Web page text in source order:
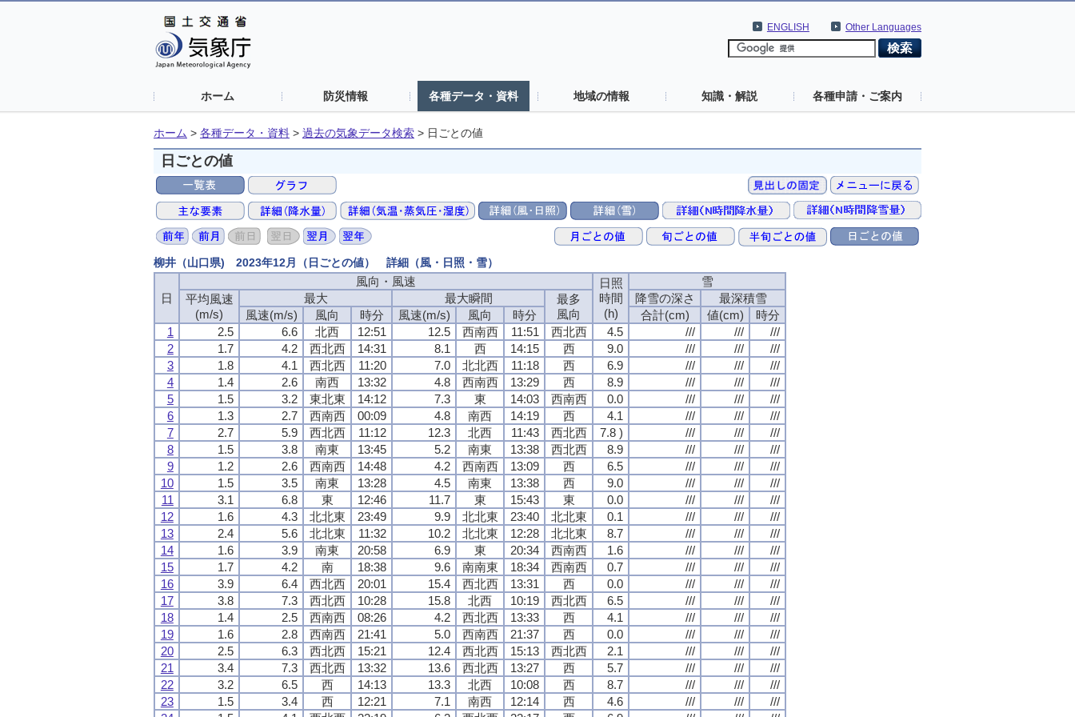
Other Languages
ENGLISH
ホーム 防災情報 各種データ・資料 地域の情報 知識・解説 各種申請・ご案内
ホーム > 各種データ・資料 > 過去の気象データ検索 > 日ごとの値
日ごとの値
柳井（山口県) 2023年12月（日ごとの値） 詳細（風・日照・雪）
日
風向・風速
日照
時間
(h)
雪
平均風速
(m/s)
最大 最大瞬間
最多
風向
降雪の深さ
最深積雪
風速(m/s)
風向 時分 風速(m/s) 風向 時分 合計(cm) 値(cm)
時分
1
2.5 6.6 北西 12:51 12.5 西南西 11:51 西北西 4.5 /// ///
///
2
1.7 4.2 西北西 14:31 8.1 西 14:15 西 9.0 /// ///
///
3
1.8 4.1 西北西 11:20 7.0 北北西 11:18 西 6.9 /// ///
///
4
1.4 2.6 南西 13:32 4.8 西南西 13:29 西 8.9 /// ///
///
5
1.5 3.2 東北東 14:12 7.3 東 14:03 西南西 0.0 /// ///
///
6
1.3 2.7 西南西 00:09 4.8 南西 14:19 西 4.1 /// ///
///
7
2.7 5.9 西北西 11:12 12.3 北西 11:43 西北西 7.8 ) /// ///
///
8
1.5 3.8 南東 13:45 5.2 南東 13:38 西北西 8.9 /// ///
///
9
1.2 2.6 西南西 14:48 4.2 西南西 13:09 西 6.5 /// ///
///
10
1.5 3.5 南東 13:28 4.5 南東 13:38 西 9.0 /// ///
///
11
3.1 6.8 東 12:46 11.7 東 15:43 東 0.0 /// ///
///
12
1.6 4.3 北北東 23:49 9.9 北北東 23:40 北北東 0.1 /// ///
///
13
2.4 5.6 北北東 11:32 10.2 北北東 12:28 北北東 8.7 /// ///
///
14
1.6 3.9 南東 20:58 6.9 東 20:34 西南西 1.6 /// ///
///
15
1.7 4.2 南 18:38 9.6 南南東 18:34 西南西 0.7 /// ///
///
16
3.9 6.4 西北西 20:01 15.4 西北西 13:31 西 0.0 /// ///
///
17
3.8 7.3 西北西 10:28 15.8 北西 10:19 西北西 6.5 /// ///
///
18
1.4 2.5 西南西 08:26 4.2 西北西 13:33 西 4.1 /// ///
///
19
1.6 2.8 西南西 21:41 5.0 西南西 21:37 西 0.0 /// ///
///
20
2.5 6.3 西北西 15:21 12.4 西北西 15:13 西北西 2.1 /// ///
///
21
3.4 7.3 西北西 13:32 13.6 西北西 13:27 西 5.7 /// ///
///
22
3.2 6.5 西 14:13 13.3 北西 10:08 西 8.7 /// ///
///
23
1.5 3.4 西 12:21 7.1 南西 12:14 西 4.6 /// ///
///